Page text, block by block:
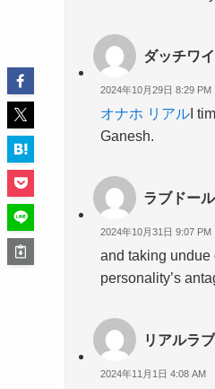
ダッチワ
2024年10月29日 8:29 PM
オナホ リアル I
Ganesh.
ラブドール
2024年10月31日 9:07 PM
and taking undue
personality’s
リアルラ
2024年11月1日 4:08 AM